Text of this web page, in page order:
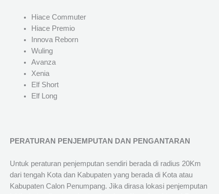
Hiace Commuter
Hiace Premio
Innova Reborn
Wuling
Avanza
Xenia
Elf Short
Elf Long
PERATURAN PENJEMPUTAN DAN PENGANTARAN
Untuk peraturan penjemputan sendiri berada di radius 20Km
dari tengah Kota dan Kabupaten yang berada di Kota atau
Kabupaten Calon Penumpang. Jika dirasa lokasi penjemputan